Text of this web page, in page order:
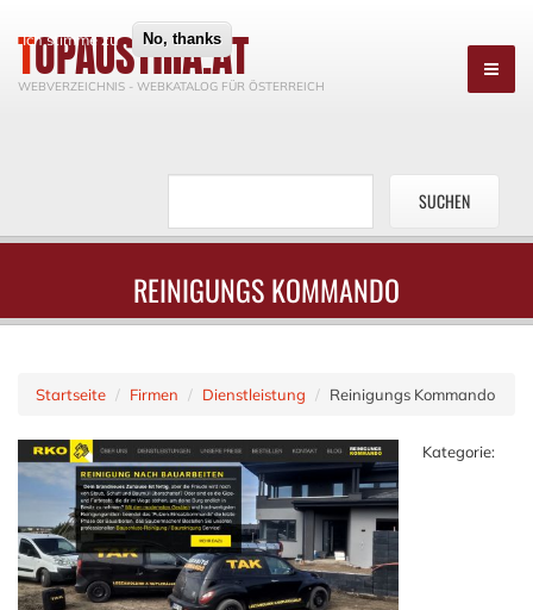
Ich stimme zu No, thanks
TOPAUSTRIA.AT
WEBVERZEICHNIS - WEBKATALOG FÜR ÖSTERREICH
REINIGUNGS KOMMANDO
Startseite Firmen Dienstleistung Reinigungs Kommando
Kategorie: